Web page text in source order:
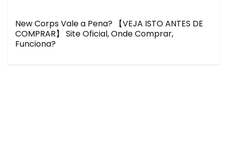
New Corps Vale a Pena? 【VEJA ISTO ANTES DE
COMPRAR】 Site Oficial, Onde Comprar,
Funciona?